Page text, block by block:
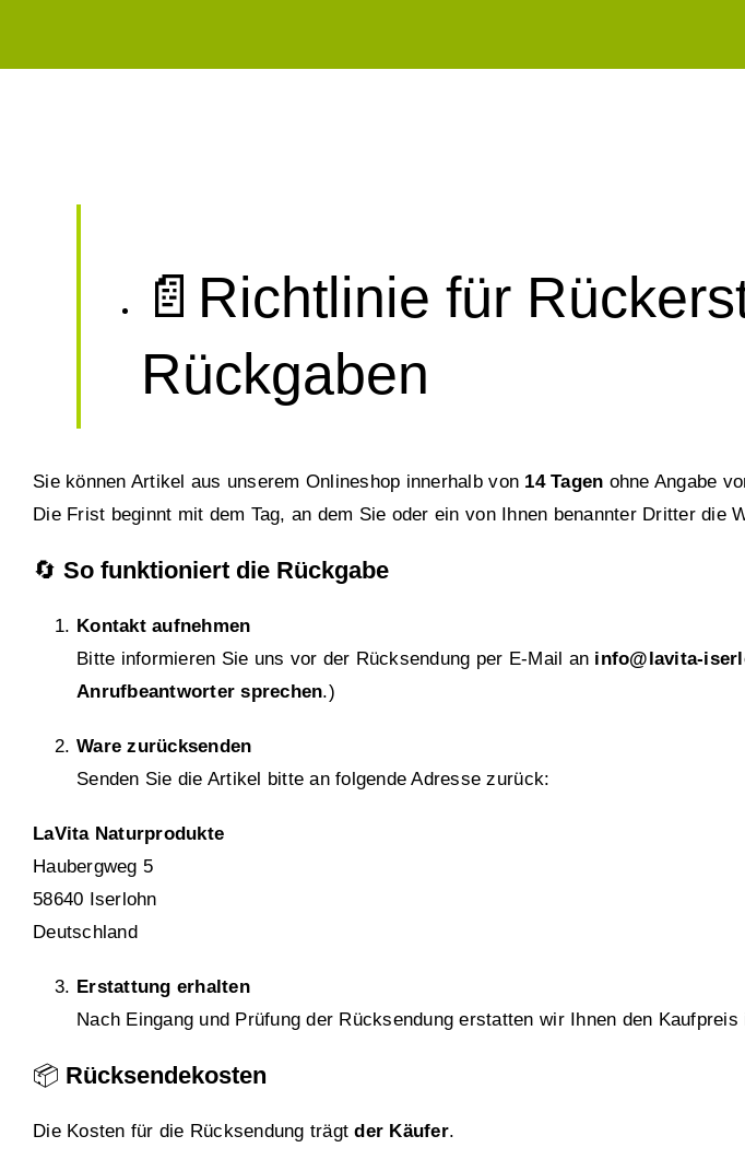
📄Richtlinie für
Rückgaben
Sie können Artikel aus unserem Onlineshop innerhalb von 14 Tagen ohne Angabe
Die Frist beginnt mit dem Tag, an dem Sie oder ein von Ihnen benannter Dritter die
🔄 So funktioniert die Rückgabe
Kontakt aufnehmen
Bitte informieren Sie uns vor der Rücksendung per E‑Mail an info@lavita-
Anrufbeantworter sprechen.)
Ware zurücksenden
Senden Sie die Artikel bitte an folgende Adresse zurück:
LaVita Naturprodukte
Haubergweg 5
58640 Iserlohn
Deutschland
Erstattung erhalten
Nach Eingang und Prüfung der Rücksendung erstatten wir Ihnen den Kaufpreis
📦 Rücksendekosten
Die Kosten für die Rücksendung trägtder Käufer.